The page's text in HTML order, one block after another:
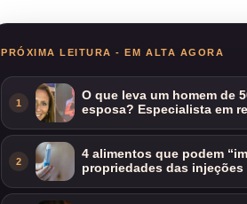
PRÓXIMA LEITURA - EM ALTA AGORA
1
O que leva um homem de
esposa? Especialista em
2
4 alimentos que podem
propriedades das injeções